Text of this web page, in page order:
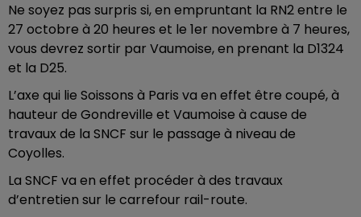
Ne soyez pas surpris si, en empruntant la RN2 entre le
27 octobre à 20 heures et le 1er novembre à 7 heures,
vous devrez sortir par Vaumoise, en prenant la D1324
et la D25.
L’axe qui lie Soissons à Paris va en effet être coupé, à
hauteur de Gondreville et Vaumoise à cause de
travaux de la SNCF sur le passage à niveau de
Coyolles.
La SNCF va en effet procéder à des travaux
d’entretien sur le carrefour rail-route.